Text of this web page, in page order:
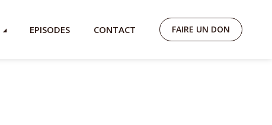
EPISODES CONTACT FAIRE UN DON